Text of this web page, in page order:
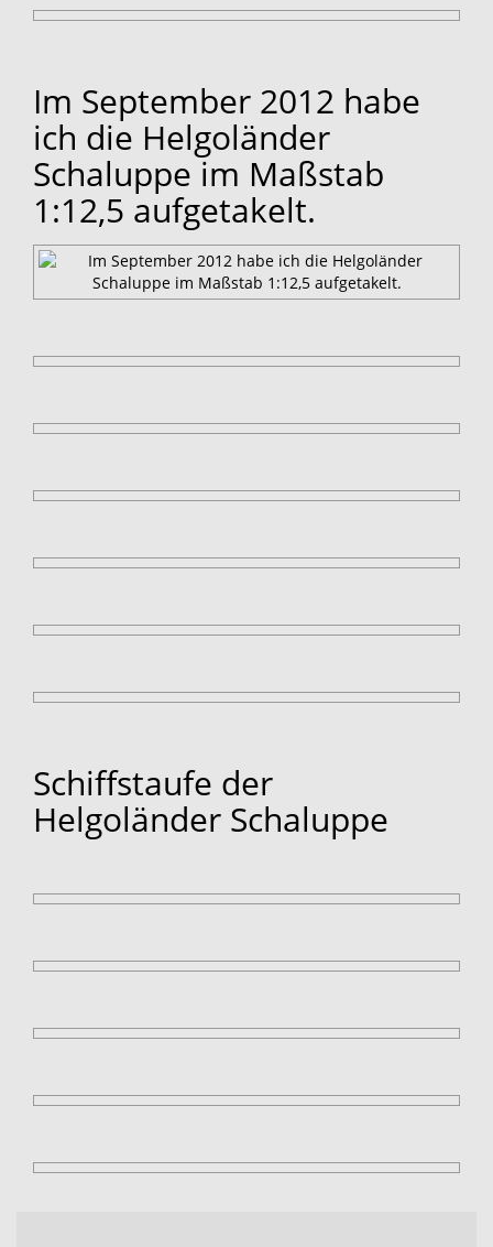
Im September 2012 habe
ich die Helgoländer
Schaluppe im Maßstab
1:12,5 aufgetakelt.
Schiffstaufe der
Helgoländer Schaluppe